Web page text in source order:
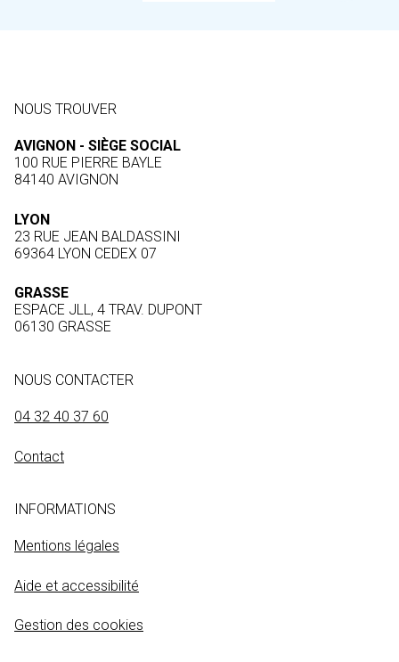
NOUS TROUVER
AVIGNON - SIÈGE SOCIAL
100 RUE PIERRE BAYLE
84140 AVIGNON
LYON
23 RUE JEAN BALDASSINI
69364 LYON CEDEX 07
GRASSE
ESPACE JLL, 4 TRAV. DUPONT
06130 GRASSE
NOUS CONTACTER
04 32 40 37 60
Contact
INFORMATIONS
Mentions légales
Aide et accessibilité
Gestion des cookies